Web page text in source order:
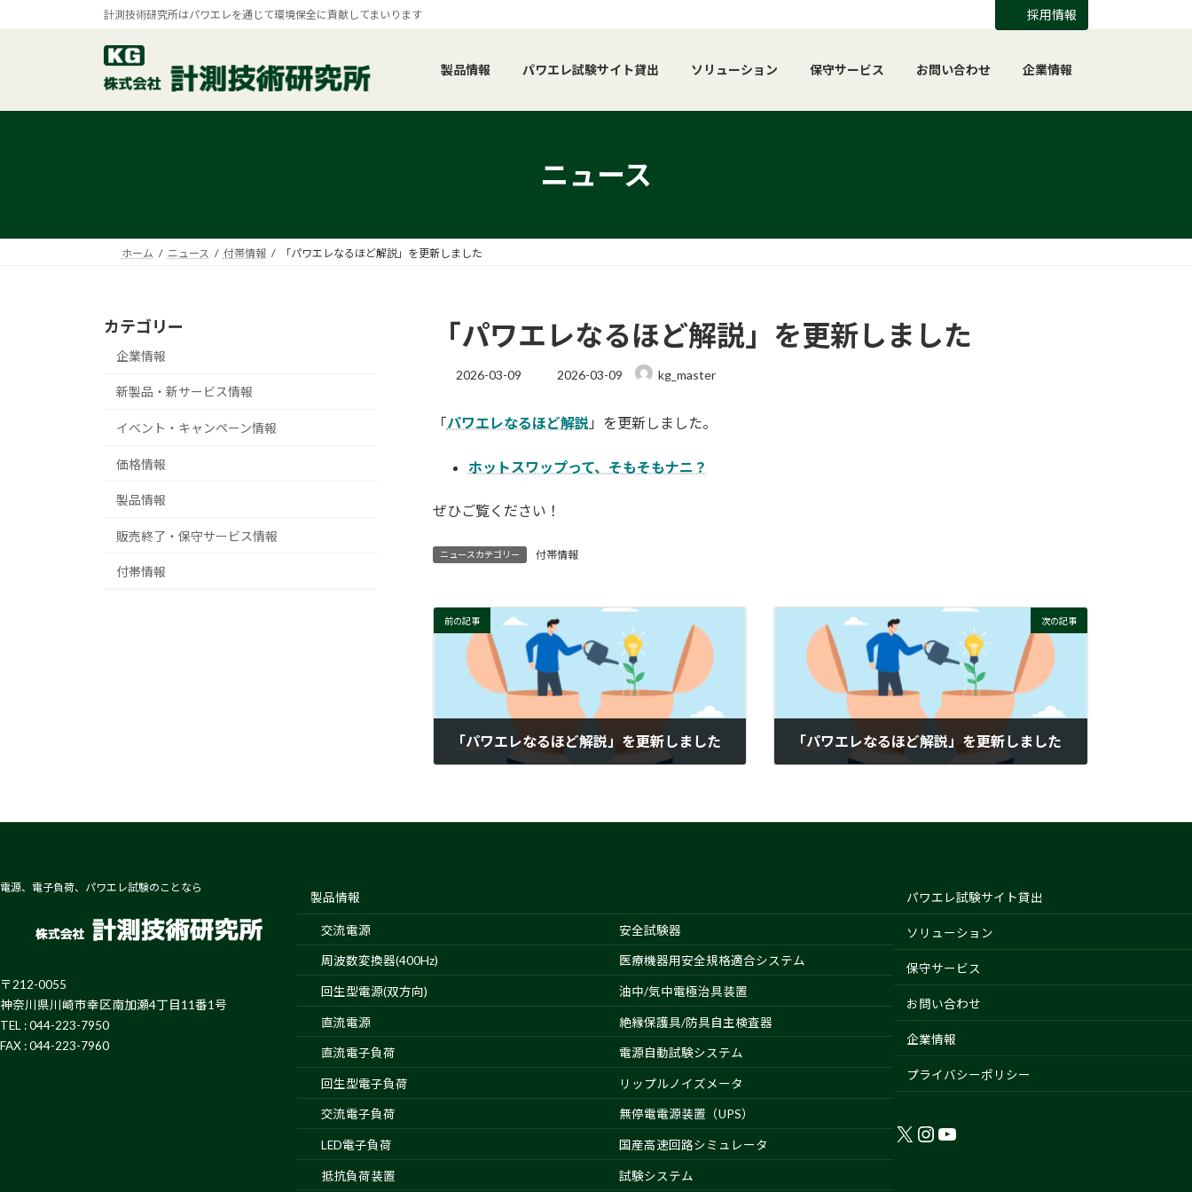
へ
ョ
計測技術研究所はパワエレを通じて環境保全に貢献してまいります 採用情報
製品情報 パワエレ試験サイト貸出 ソリューション 保守サービス お問い合わせ 企業情報
ニュース
ホーム ニュース 付帯情報 「パワエレなるほど解説」を更新しました
「パワエレなるほど解説」を更新しました
2026-03-09
最
新
時
:
2026-03-09 kg_master
「パワエレなるほど解説 」を更新しました。
ホットスワップって、そもそもナニ？
ぜひご覧ください！
ニュースカテゴリー 付帯情報
前の記事
「パワエレなるほど解説」を更新しました
次の記事
「パワエレなるほど解説」を更新しました
カテゴリー
企業情報
新製品・新サービス情報
イベント・キャンペーン情報
価格情報
製品情報
販売終了・保守サービス情報
付帯情報
電源、電子負荷、パワエレ試験のことなら
〒212-0055
神奈川県川崎市幸区南加瀬4丁目11番1号
TEL : 044-223-7950
FAX : 044-223-7960
製品情報
交流電源
周波数変換器(400Hz)
回生型電源(双方向)
直流電源
直流電子負荷
回生型電子負荷
交流電子負荷
LED電子負荷
抵抗負荷装置
安全試験器
医療機器用安全規格適合システム
油中/気中電極治具装置
絶縁保護具/防具自主検査器
電源自動試験システム
リップルノイズメータ
無停電電源装置（UPS）
国産高速回路シミュレータ
試験システム
パワエレ試験サイト貸出
ソリューション
保守サービス
お問い合わせ
企業情報
プライバシーポリシー
X Instagram
YouTube